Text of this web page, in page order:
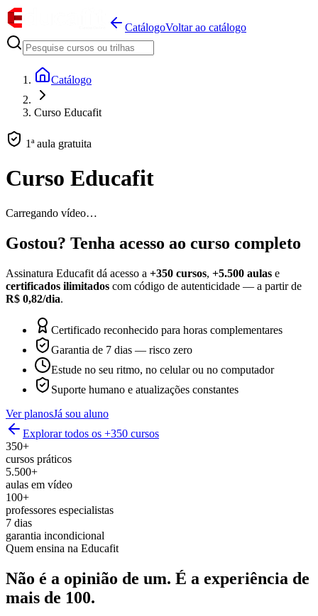
CatálogoVoltar ao catálogo
Catálogo
Curso Educafit
1ª aula gratuita
Curso Educafit
Carregando vídeo…
Gostou? Tenha acesso ao curso completo
Assinatura Educafit dá acesso a +350 cursos, +5.500 aulas e
certificados ilimitados com código de autenticidade — a partir de
R$ 0,82/dia.
Certificado reconhecido para horas complementares
Garantia de 7 dias — risco zero
Estude no seu ritmo, no celular ou no computador
Suporte humano e atualizações constantes
Ver planosJá sou aluno
Explorar todos os +350 cursos
350+
cursos práticos
5.500+
aulas em vídeo
100+
professores especialistas
7 dias
garantia incondicional
Quem ensina na Educafit
Não é a opinião de um. É a experiência de
mais de 100.